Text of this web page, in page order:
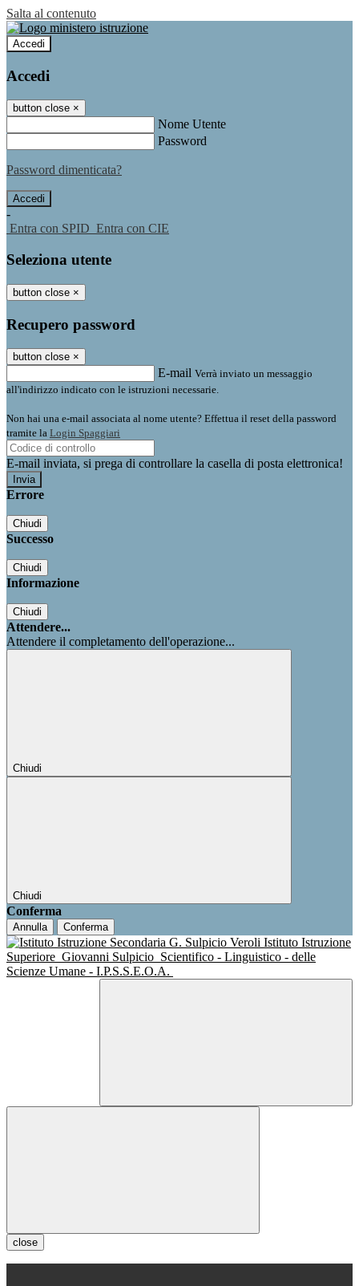
Salta al contenuto
Accedi
Accedi
button close ×
Nome Utente
Password
Password dimenticata?
-
Entra con SPID Entra con CIE
Seleziona utente
button close ×
Recupero password
button close ×
E-mail Verrà inviato un messaggio
all'indirizzo indicato con le istruzioni necessarie.
Non hai una e-mail associata al nome utente? Effettua il reset della password
tramite la Login Spaggiari
E-mail inviata, si prega di controllare la casella di posta elettronica!
Errore
Chiudi
Successo
Chiudi
Informazione
Chiudi
Attendere...
Attendere il completamento dell'operazione...
Chiudi
Chiudi
Conferma
Annulla Conferma
Istituto Istruzione
Superiore Giovanni Sulpicio Scientifico - Linguistico - delle
Scienze Umane - I.P.S.S.E.O.A.
close